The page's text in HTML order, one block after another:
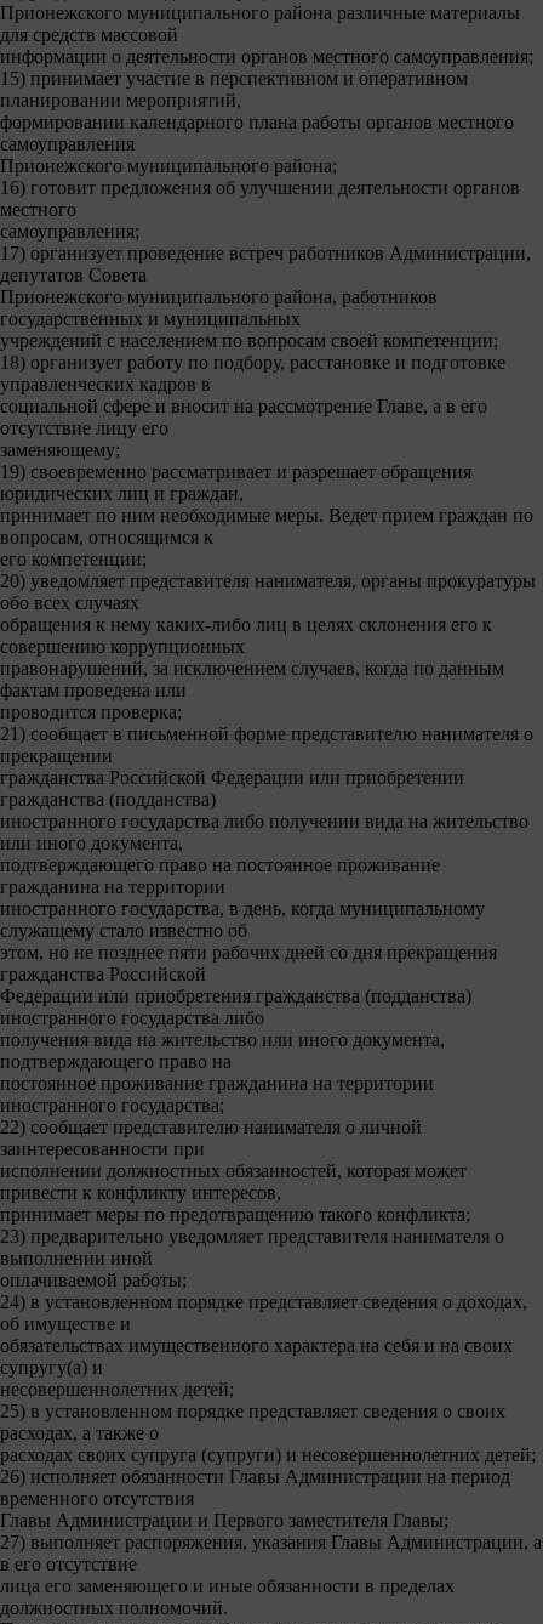
Прионежского муниципального района различные материалы
для средств массовой
информации о деятельности органов местного самоуправления;
15) принимает участие в перспективном и оперативном
планировании мероприятий,
формировании календарного плана работы органов местного
самоуправления
Прионежского муниципального района;
16) готовит предложения об улучшении деятельности органов
местного
самоуправления;
17) организует проведение встреч работников Администрации,
депутатов Совета
Прионежского муниципального района, работников
государственных и муниципальных
учреждений с населением по вопросам своей компетенции;
18) организует работу по подбору, расстановке и подготовке
управленческих кадров в
социальной сфере и вносит на рассмотрение Главе, а в его
отсутствие лицу его
заменяющему;
19) своевременно рассматривает и разрешает обращения
юридических лиц и граждан,
принимает по ним необходимые меры. Ведет прием граждан по
вопросам, относящимся к
его компетенции;
20) уведомляет представителя нанимателя, органы прокуратуры
обо всех случаях
обращения к нему каких-либо лиц в целях склонения его к
совершению коррупционных
правонарушений, за исключением случаев, когда по данным
фактам проведена или
проводится проверка;
21) сообщает в письменной форме представителю нанимателя о
прекращении
гражданства Российской Федерации или приобретении
гражданства (подданства)
иностранного государства либо получении вида на жительство
или иного документа,
подтверждающего право на постоянное проживание
гражданина на территории
иностранного государства, в день, когда муниципальному
служащему стало известно об
этом, но не позднее пяти рабочих дней со дня прекращения
гражданства Российской
Федерации или приобретения гражданства (подданства)
иностранного государства либо
получения вида на жительство или иного документа,
подтверждающего право на
постоянное проживание гражданина на территории
иностранного государства;
22) сообщает представителю нанимателя о личной
заинтересованности при
исполнении должностных обязанностей, которая может
привести к конфликту интересов,
принимает меры по предотвращению такого конфликта;
23) предварительно уведомляет представителя нанимателя о
выполнении иной
оплачиваемой работы;
24) в установленном порядке представляет сведения о доходах,
об имуществе и
обязательствах имущественного характера на себя и на своих
супругу(а) и
несовершеннолетних детей;
25) в установленном порядке представляет сведения о своих
расходах, а также о
расходах своих супруга (супруги) и несовершеннолетних детей;
26) исполняет обязанности Главы Администрации на период
временного отсутствия
Главы Администрации и Первого заместителя Главы;
27) выполняет распоряжения, указания Главы Администрации, а
в его отсутствие
лица его заменяющего и иные обязанности в пределах
должностных полномочий.